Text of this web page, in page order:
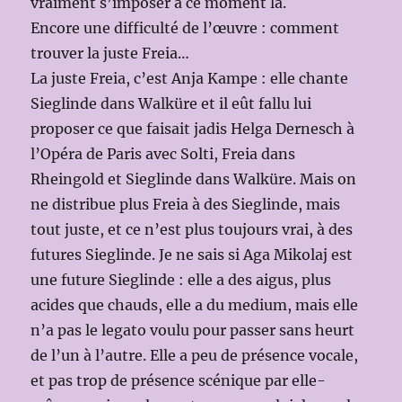
Encore une difficulté de l’œuvre : comment
trouver la juste Freia…
La juste Freia, c’est Anja Kampe : elle chante
Sieglinde dans Walküre et il eût fallu lui
proposer ce que faisait jadis Helga Dernesch à
l’Opéra de Paris avec Solti, Freia dans
Rheingold et Sieglinde dans Walküre. Mais on
ne distribue plus Freia à des Sieglinde, mais
tout juste, et ce n’est plus toujours vrai, à des
futures Sieglinde. Je ne sais si Aga Mikolaj est
une future Sieglinde : elle a des aigus, plus
acides que chauds, elle a du medium, mais elle
n’a pas le legato voulu pour passer sans heurt
de l’un à l’autre. Elle a peu de présence vocale,
et pas trop de présence scénique par elle-